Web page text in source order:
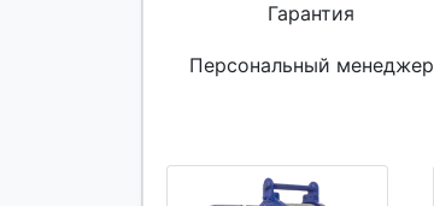
Гарантия
Персональный менеджер